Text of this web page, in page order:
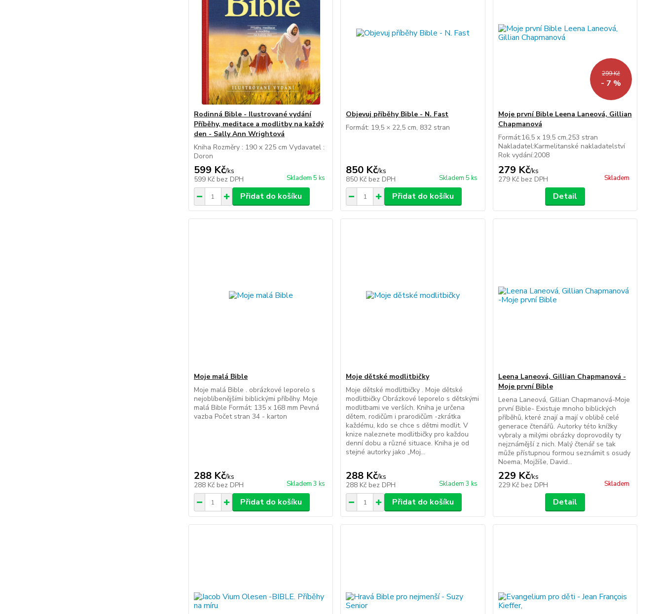
Rodinná Bible - Ilustrované vydání
Příběhy, meditace a modlitby na každý
den - Sally Ann Wrightová
Kniha Rozměry : 190 x 225 cm Vydavatel :
Doron
599 Kč/ks
599 Kč bez DPH Skladem 5 ks
Přidat do košíku
Objevuj příběhy Bible - N. Fast
Formát: 19,5 × 22,5 cm, 832 stran
850 Kč/ks
850 Kč bez DPH Skladem 5 ks
Přidat do košíku
299 Kč
- 7 %
Moje první Bible Leena Laneová, Gillian
Chapmanová
Formát:16,5 x 19,5 cm,253 stran
Nakladatel:Karmelitanské nakladatelství
Rok vydání:2008
279 Kč/ks
279 Kč bez DPH Skladem
Detail
Moje malá Bible
Moje malá Bible . obrázkové leporelo s
nejoblíbenějšími biblickými příběhy. Moje
malá Bible Formát: 135 x 168 mm Pevná
vazba Počet stran 34 - karton
288 Kč/ks
288 Kč bez DPH Skladem 3 ks
Přidat do košíku
Moje dětské modlitbičky
Moje dětské modlitbičky . Moje dětské
modlitbičky Obrázkové leporelo s dětskými
modlitbami ve verších. Kniha je určena
dětem, rodičům i prarodičům -zkrátka
každému, kdo se chce s dětmi modlit. V
knize naleznete modlitbičky pro každou
denní dobu a různé situace. Kniha je od
stejné autorky jako „Moj...
288 Kč/ks
288 Kč bez DPH Skladem 3 ks
Přidat do košíku
Leena Laneová, Gillian Chapmanová -
Moje první Bible
Leena Laneová, Gillian Chapmanová-Moje
první Bible- Existuje mnoho biblických
příběhů, které znají a mají v oblibě celé
generace čtenářů. Autorky této knížky
vybraly a milými obrázky doprovodily ty
nejznámější z nich. Malý čtenář se tak
může přístupnou formou seznámit s osudy
Noema, Mojžíše, David...
229 Kč/ks
229 Kč bez DPH Skladem
Detail